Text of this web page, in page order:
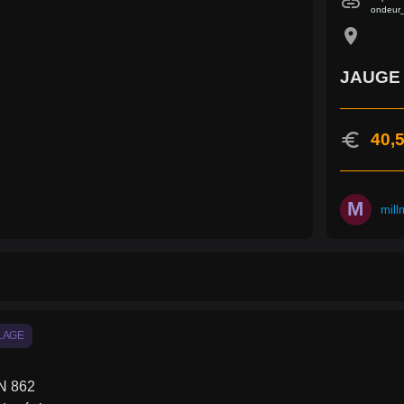
location_on
JAUGE
euro
M
862